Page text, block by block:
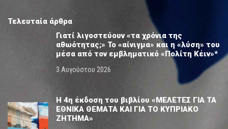
Τελευταία άρθρα
Γιατί λιγοστεύουν «τα χρόνια της
αθωότητας;» Το «αίνιγμα» και η «λύση» του
μέσα από τον εμβληματικό «Πολίτη Κέιν»*
3 Αυγούστου 2026
Η 4η έκδοση του βιβλίου «ΜΕΛΕΤΕΣ ΓΙΑ ΤΑ
ΕΘΝΙΚΑ ΘΕΜΑΤΑ ΚΑΙ ΓΙΑ ΤΟ ΚΥΠΡΙΑΚΟ
ΖΗΤΗΜΑ»